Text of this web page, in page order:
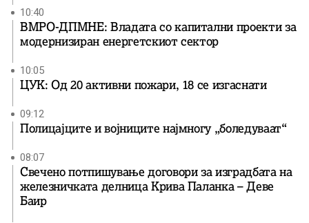
10:40
ВМРО-ДПМНЕ: Владата со капитални проекти за
модернизиран енергетскиот сектор
10:05
ЦУК: Од 20 активни пожари, 18 се изгаснати
09:12
Полицајците и војниците најмногу „боледуваат“
08:07
Свечено потпишување договори за изградбата на
железничката делница Крива Паланка – Деве
Баир